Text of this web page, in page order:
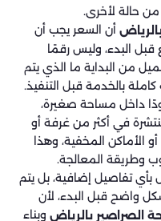
حالة لأخرى.
أن السعر يجب أن
البدء، وليس رقمًا
من البداية ما الذي يتم
بالخدمة قبل التنفيذ.
داخل مساحة صغيرة،
في أكثر من غرفة أو
المخفية، وهذا
وطريقة المعالجة.
بأي تفاصيل إضافية، بل يتم
واضح قبل البدء، لأن
الصراصير بالرياضوبناء